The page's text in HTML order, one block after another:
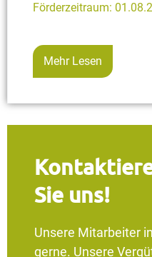
Förderzeitraum:
Mehr Lesen
Sie uns!
Unsere Mitarbeiter
gerne. Unsere